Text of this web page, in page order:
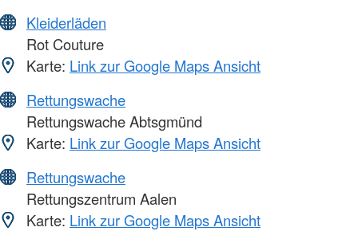
Kleiderläden
Rot Couture
Karte: Link zur Google Maps Ansicht
Rettungswache
Rettungswache Abtsgmünd
Karte: Link zur Google Maps Ansicht
Rettungswache
Rettungszentrum Aalen
Karte: Link zur Google Maps Ansicht